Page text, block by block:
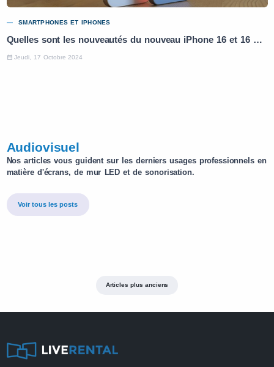
SMARTPHONES ET IPHONES
Quelles sont les nouveautés du nouveau iPhone 16 et 16 Pro ?
Jeudi, 17 Octobre 2024
Audiovisuel
Nos articles vous guident sur les derniers usages professionnels en
matière d'écrans, de mur LED et de sonorisation.
Voir tous les posts
Articles plus anciens